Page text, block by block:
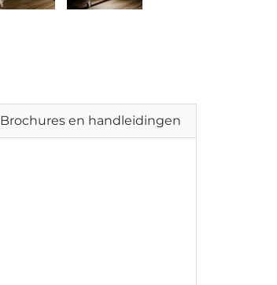
Brochures en handleidingen